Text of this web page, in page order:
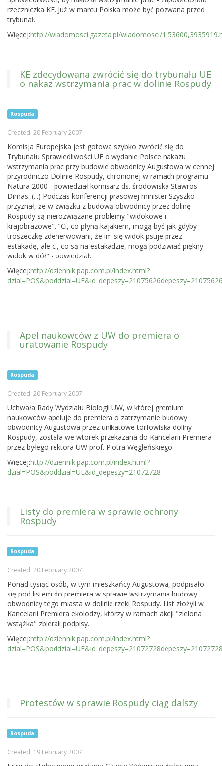
rzeczniczka KE. Już w marcu Polska może być pozwana przed
trybunał.
Więcej:http://wiadomosci.gazeta.pl/wiadomosci/
KE zdecydowana zwrócić się do trybunału UE
o nakaz wstrzymania prac w dolinie Rospudy
Rospuda
Created: 20 February 2007
Komisja Europejska jest gotowa szybko zwrócić się do
Trybunału Sprawiedliwości UE o wydanie Polsce nakazu
wstrzymania prac przy budowie obwodnicy Augustowa w cennej
przyrodniczo Dolinie Rospudy, chronionej w ramach programu
Natura 2000 - powiedział komisarz ds. środowiska Stawros
Dimas. (...) Podczas konferencji prasowej minister Szyszko
przyznał, że w związku z budową obwodnicy przez dolinę
Rospudy są nierozwiązane problemy "widokowe i
krajobrazowe". "Ci, co płyną kajakiem, mogą być jak gdyby
troszeczkę zdenerwowani, że im się widok psuje przez
estakadę, ale ci, co są na estakadzie, mogą podziwiać piękny
widok w dół" - powiedział.
Więcej:http://dziennik.pap.com.pl/index.html?
dzial=POS&poddzial=UE&id_depeszy=21075626depeszy=21075626
Apel naukowców z UW do premiera o
uratowanie Rospudy
Rospuda
Created: 20 February 2007
Uchwała Rady Wydziału Biologii UW, w której gremium
naukowców apeluje do premiera o zatrzymanie budowy
obwodnicy Augustowa przez unikatowe torfowiska doliny
Rospudy, została we wtorek przekazana do Kancelarii Premiera
przez byłego rektora UW prof. Piotra Węgleńskiego.
Więcej:http://dziennik.pap.com.pl/index.html?
dzial=POS&poddzial=UE&id_depeszy=21072728
Listy do premiera w sprawie ochrony
Rospudy
Rospuda
Created: 20 February 2007
Ponad tysiąc osób, w tym mieszkańcy Augustowa, podpisało
się pod listem do premiera w sprawie wstrzymania budowy
obwodnicy tego miasta w dolinie rzeki Rospudy. List złożyli w
Kancelarii Premiera ekolodzy, którzy w ramach akcji "zielona
wstążka" zbierali podpisy.
Więcej:http://dziennik.pap.com.pl/index.html?
dzial=POS&poddzial=UE&id_depeszy=21072728depeszy=21072728
Protestów w sprawie Rospudy ciąg dalszy
Rospuda
Created: 19 February 2007